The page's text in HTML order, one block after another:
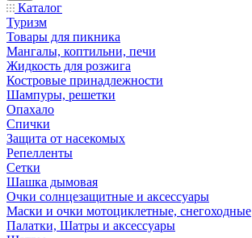
Каталог
Туризм
Товары для пикника
Мангалы, коптильни, печи
Жидкость для розжига
Костровые принадлежности
Шампуры, решетки
Опахало
Спички
Защита от насекомых
Репелленты
Сетки
Шашка дымовая
Очки солнцезащитные и аксессуары
Маски и очки мотоциклетные, снегоходные
Палатки, Шатры и аксессуары